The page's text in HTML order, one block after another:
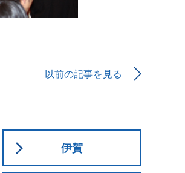
以前の記事を見る
伊賀